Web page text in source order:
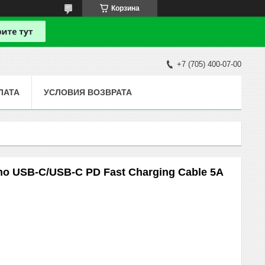
Корзина
+7 (705) 400-07-00
УСЛОВИЯ ВОЗВРАТА
USB-C/USB-C PD Fast Charging Cable 5A